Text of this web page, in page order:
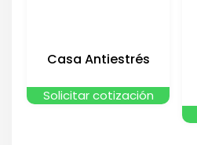
Casa Antiestrés
Solicitar cotización